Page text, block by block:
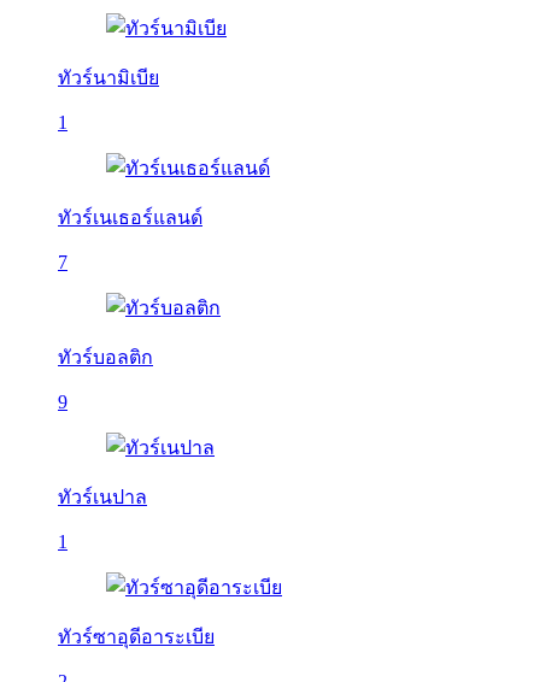
ทัวร์นามิเบีย
1
ทัวร์เนเธอร์แลนด์
7
ทัวร์บอลติก
9
ทัวร์เนปาล
1
ทัวร์ซาอุดีอาระเบีย